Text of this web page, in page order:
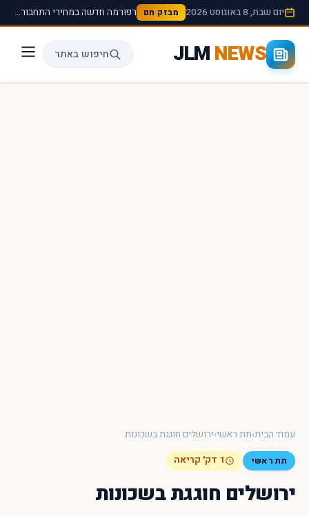
יום שבת, 8 באוגוסט 2026 מבזק חם רפורמה חדשה במחירי התחבורה הציבורית תיכנס לתוקף החל מהחודש הבא ›
JLMNEWS חיפוש באתר
עמוד הבית›תת ראשי›ירושלים חוגגת בשכונות
תת ראשי 1 דק' קריאה
ירושלים חוגגת בשכונות